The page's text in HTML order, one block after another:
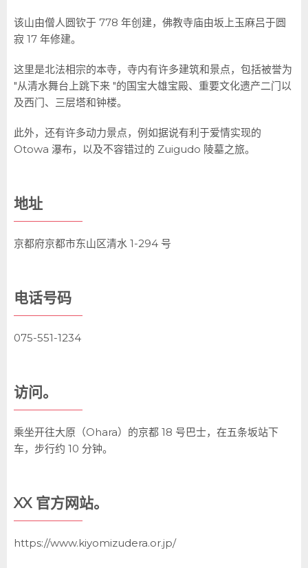
该山由僧人圆钦于 778 年创建，佛教寺庙由坂上玉麻吕于圆
寂 17 年修建。
这里是北法相宗的本寺，寺内有许多建筑和景点，包括被誉为
"从清水舞台上跳下来 "的国宝大雄宝殿、重要文化遗产二门以
及西门、三层塔和钟楼。
此外，还有许多动力景点，例如据说有利于爱情实现的
Otowa 瀑布，以及不容错过的 Zuigudo 陵墓之旅。
地址
京都府京都市东山区清水 1-294 号
电话号码
075-551-1234
访问。
乘坐开往大原（Ohara）的京都 18 号巴士，在五条坂站下
车，步行约 10 分钟。
XX 官方网站。
https://www.kiyomizudera.or.jp/